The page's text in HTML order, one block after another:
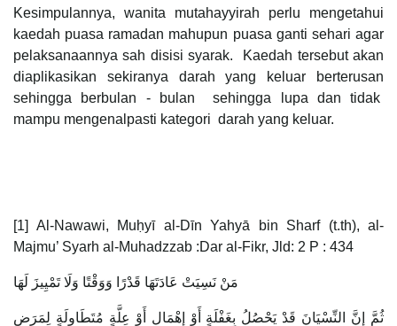
Kesimpulannya, wanita mutahayyirah perlu mengetahui
kaedah puasa ramadan mahupun puasa ganti sehari agar
pelaksanaannya sah disisi syarak. Kaedah tersebut akan
diaplikasikan sekiranya darah yang keluar berterusan
sehingga berbulan - bulan sehingga lupa dan tidak
mampu mengenalpasti kategori darah yang keluar.
[1] Al-Nawawi, Muḥyī al-Dīn Yahyā bin Sharf (t.th), al-
Majmu’ Syarh al-Muhadzzab :Dar al-Fikr, Jld: 2 P : 434
مَنْ نَسِيَتْ عَادَتَهَا قَدْرًا وَوَقْتًا وَلَا تَمْيِيزَ لَهَا
ثُمَّ إنَّ النِّسْيَانَ قَدْ يَحْصُلُ بِغَفْلَةٍ أَوْ إهْمَالٍ أَوْ عِلَّةٍ مُتَطَاوِلَةٍ لِمَرَضٍ